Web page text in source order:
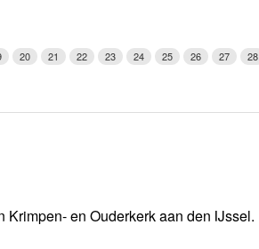
20 21 22 23 24 25 26 27 28
en Ouderkerk aan den IJssel.